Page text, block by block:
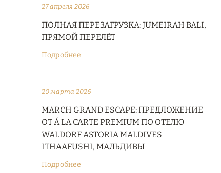
27 апреля 2026
ПОЛНАЯ ПЕРЕЗАГРУЗКА: JUMEIRAH BALI,
ПРЯМОЙ ПЕРЕЛЁТ
Подробнее
20 марта 2026
MARCH GRAND ESCAPE: ПРЕДЛОЖЕНИЕ
ОТ Á LA CARTE PREMIUM ПО ОТЕЛЮ
WALDORF ASTORIA MALDIVES
ITHAAFUSHI, МАЛЬДИВЫ
Подробнее